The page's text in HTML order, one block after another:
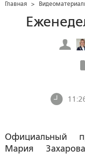
Главная >
Официальный
Мария